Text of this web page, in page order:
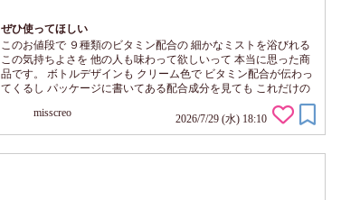
ぜひ使ってほしい
このお値段で ９種類のビタミン配合の 細かなミストを浴びれる
この気持ちよさを 他の人も味わって欲しいって 本当に思った商
品です。 ボトルデザインも クリーム色で ビタミン配合が伝わっ
てくるし パッケージに書いてある配合成分を見ても これだけの
流行りの 種類の美容成分が配合してある ２０００円台の美容液
って なかなか見当たらないと思うし うれしいのは 敏感肌～乾燥
肌～脂性肌どの肌タイプでも満足の使用感を追求したそうです。
misscreo 2026/7/29 (水) 18:10